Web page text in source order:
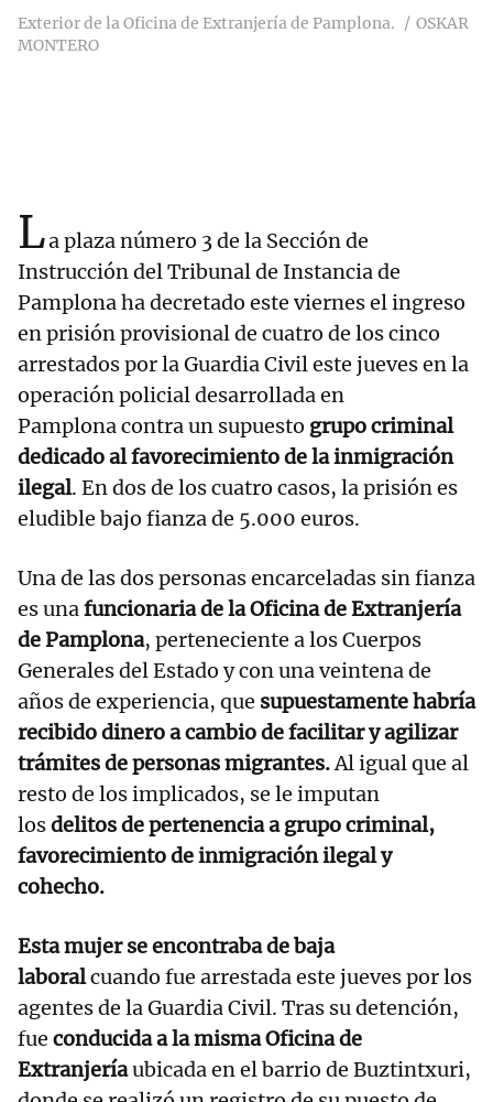
Exterior de la Oficina de Extranjería de Pamplona.
OSKAR
MONTERO
La plaza número 3 de la Sección de
Instrucción del Tribunal de Instancia de
Pamplona ha decretado este viernes el ingreso
en prisión provisional de cuatro de los cinco
arrestados por la Guardia Civil este jueves en la
operación policial desarrollada en
Pamplona contra un supuesto grupo criminal
dedicado al favorecimiento de la inmigración
ilegal. En dos de los cuatro casos, la prisión es
eludible bajo fianza de 5.000 euros.
Una de las dos personas encarceladas sin fianza
es unafuncionaria de la Oficina de Extranjería
de Pamplona, perteneciente a los Cuerpos
Generales del Estado y con una veintena de
años de experiencia, que supuestamente habría
recibido dinero a cambio de facilitar y agilizar
trámites de personas migrantes.Al igual que al
resto de los implicados, se le imputan
losdelitos de pertenencia a grupo criminal,
favorecimiento de inmigración ilegal y
cohecho.
Esta mujer se encontraba de baja
laboralcuando fue arrestada este jueves por los
agentes de la Guardia Civil. Tras su detención,
fue conducida a la misma Oficina de
Extranjeríaubicada en el barrio de Buztintxuri,